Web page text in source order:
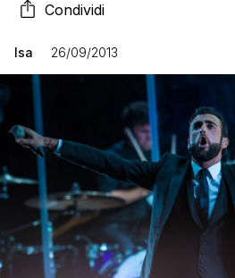
Condividi
Isa 26/09/2013